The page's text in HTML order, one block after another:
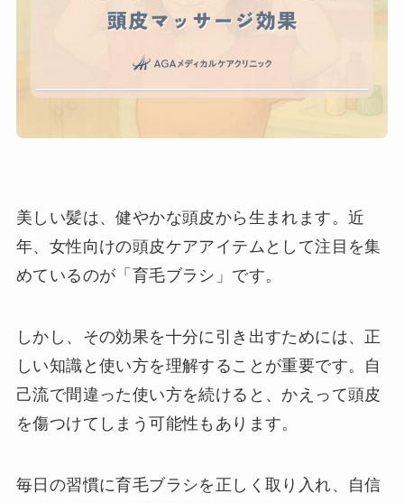
美しい髪は、健やかな頭皮から生まれます。近
年、女性向けの頭皮ケアアイテムとして注目を集
めているのが「育毛ブラシ」です。
しかし、その効果を十分に引き出すためには、正
しい知識と使い方を理解することが重要です。自
己流で間違った使い方を続けると、かえって頭皮
を傷つけてしまう可能性もあります。
毎日の習慣に育毛ブラシを正しく取り入れ、自信